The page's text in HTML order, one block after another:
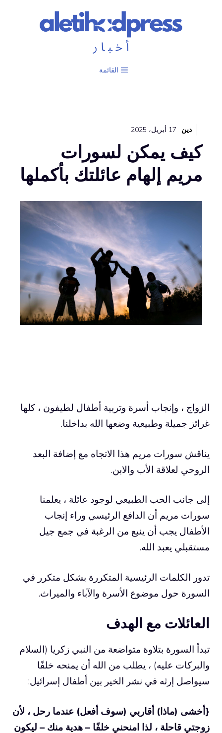
القائمة
دين 17 أبريل، 2025
كيف يمكن لسورات
مريم إلهام عائلتك بأكملها
الزواج ، وإنجاب أسرة وتربية أطفال لطيفون ، كلها
غرائز جميلة وطبيعية وضعها الله بداخلنا.
يناقش سورات مريم هذا الاتجاه مع إضافة البعد
الروحي لعلاقة الأب والابن.
إلى جانب الحب الطبيعي لوجود عائلة ، يعلمنا
سورات مريم أن الدافع الرئيسي وراء إنجاب
الأطفال يجب أن ينبع من الرغبة في جمع جيل
مستقبلي يعبد الله.
تدور الكلمات الرئيسية المتكررة بشكل متكرر في
السورة حول موضوع الأسرة والآباء والميراث.
العائلات مع الهدف
تبدأ السورة بتلاوة متواضعة من النبي زكريا (السلام
والبركات عليه) ، يطلب من الله أن يمنحه خلفًا
سيواصل إرثه في نشر الخير بين أطفال إسرائيل:
{أخشى (ماذا) أقاربي (سوف أفعل) عندما رحل ، لأن
زوجتي قاحلة ، لذا امنحني خلفًا – هدية منك – ليكون